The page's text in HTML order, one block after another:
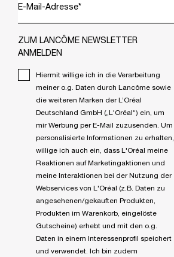
E-Mail-Adresse*
ZUM LANCÔME NEWSLETTER
ANMELDEN
Hiermit willige ich in die Verarbeitung
meiner o.g. Daten durch Lancôme sowie
die weiteren Marken der L’Oréal
Deutschland GmbH („L'Oréal“) ein, um
mir Werbung per E-Mail zuzusenden. Um
personalisierte Informationen zu erhalten,
willige ich auch ein, dass L'Oréal meine
Reaktionen auf Marketingaktionen und
meine Interaktionen bei der Nutzung der
Webservices von L'Oréal (z.B. Daten zu
angesehenen/gekauften Produkten,
Produkten im Warenkorb, eingelöste
Gutscheine) erhebt und mit den o.g.
Daten in einem Interessenprofil speichert
und verwendet. Ich bin zudem